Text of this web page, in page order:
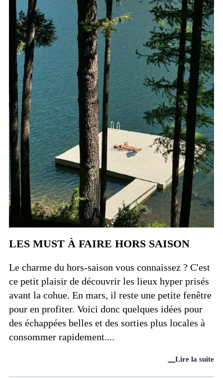
LES MUST À FAIRE HORS SAISON
Le charme du hors-saison vous connaissez ? C'est
ce petit plaisir de découvrir les lieux hyper prisés
avant la cohue. En mars, il reste une petite fenêtre
pour en profiter. Voici donc quelques idées pour
des échappées belles et des sorties plus locales à
consommer rapidement....
Lire la suite